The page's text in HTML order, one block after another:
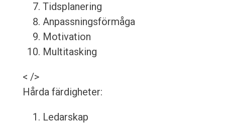
Tidsplanering
Anpassningsförmåga
Motivation
Multitasking
< />
Hårda färdigheter:
Ledarskap